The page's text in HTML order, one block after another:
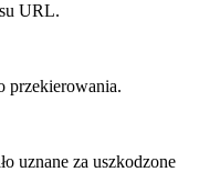
URL.
przekierowania.
uznane za uszkodzone